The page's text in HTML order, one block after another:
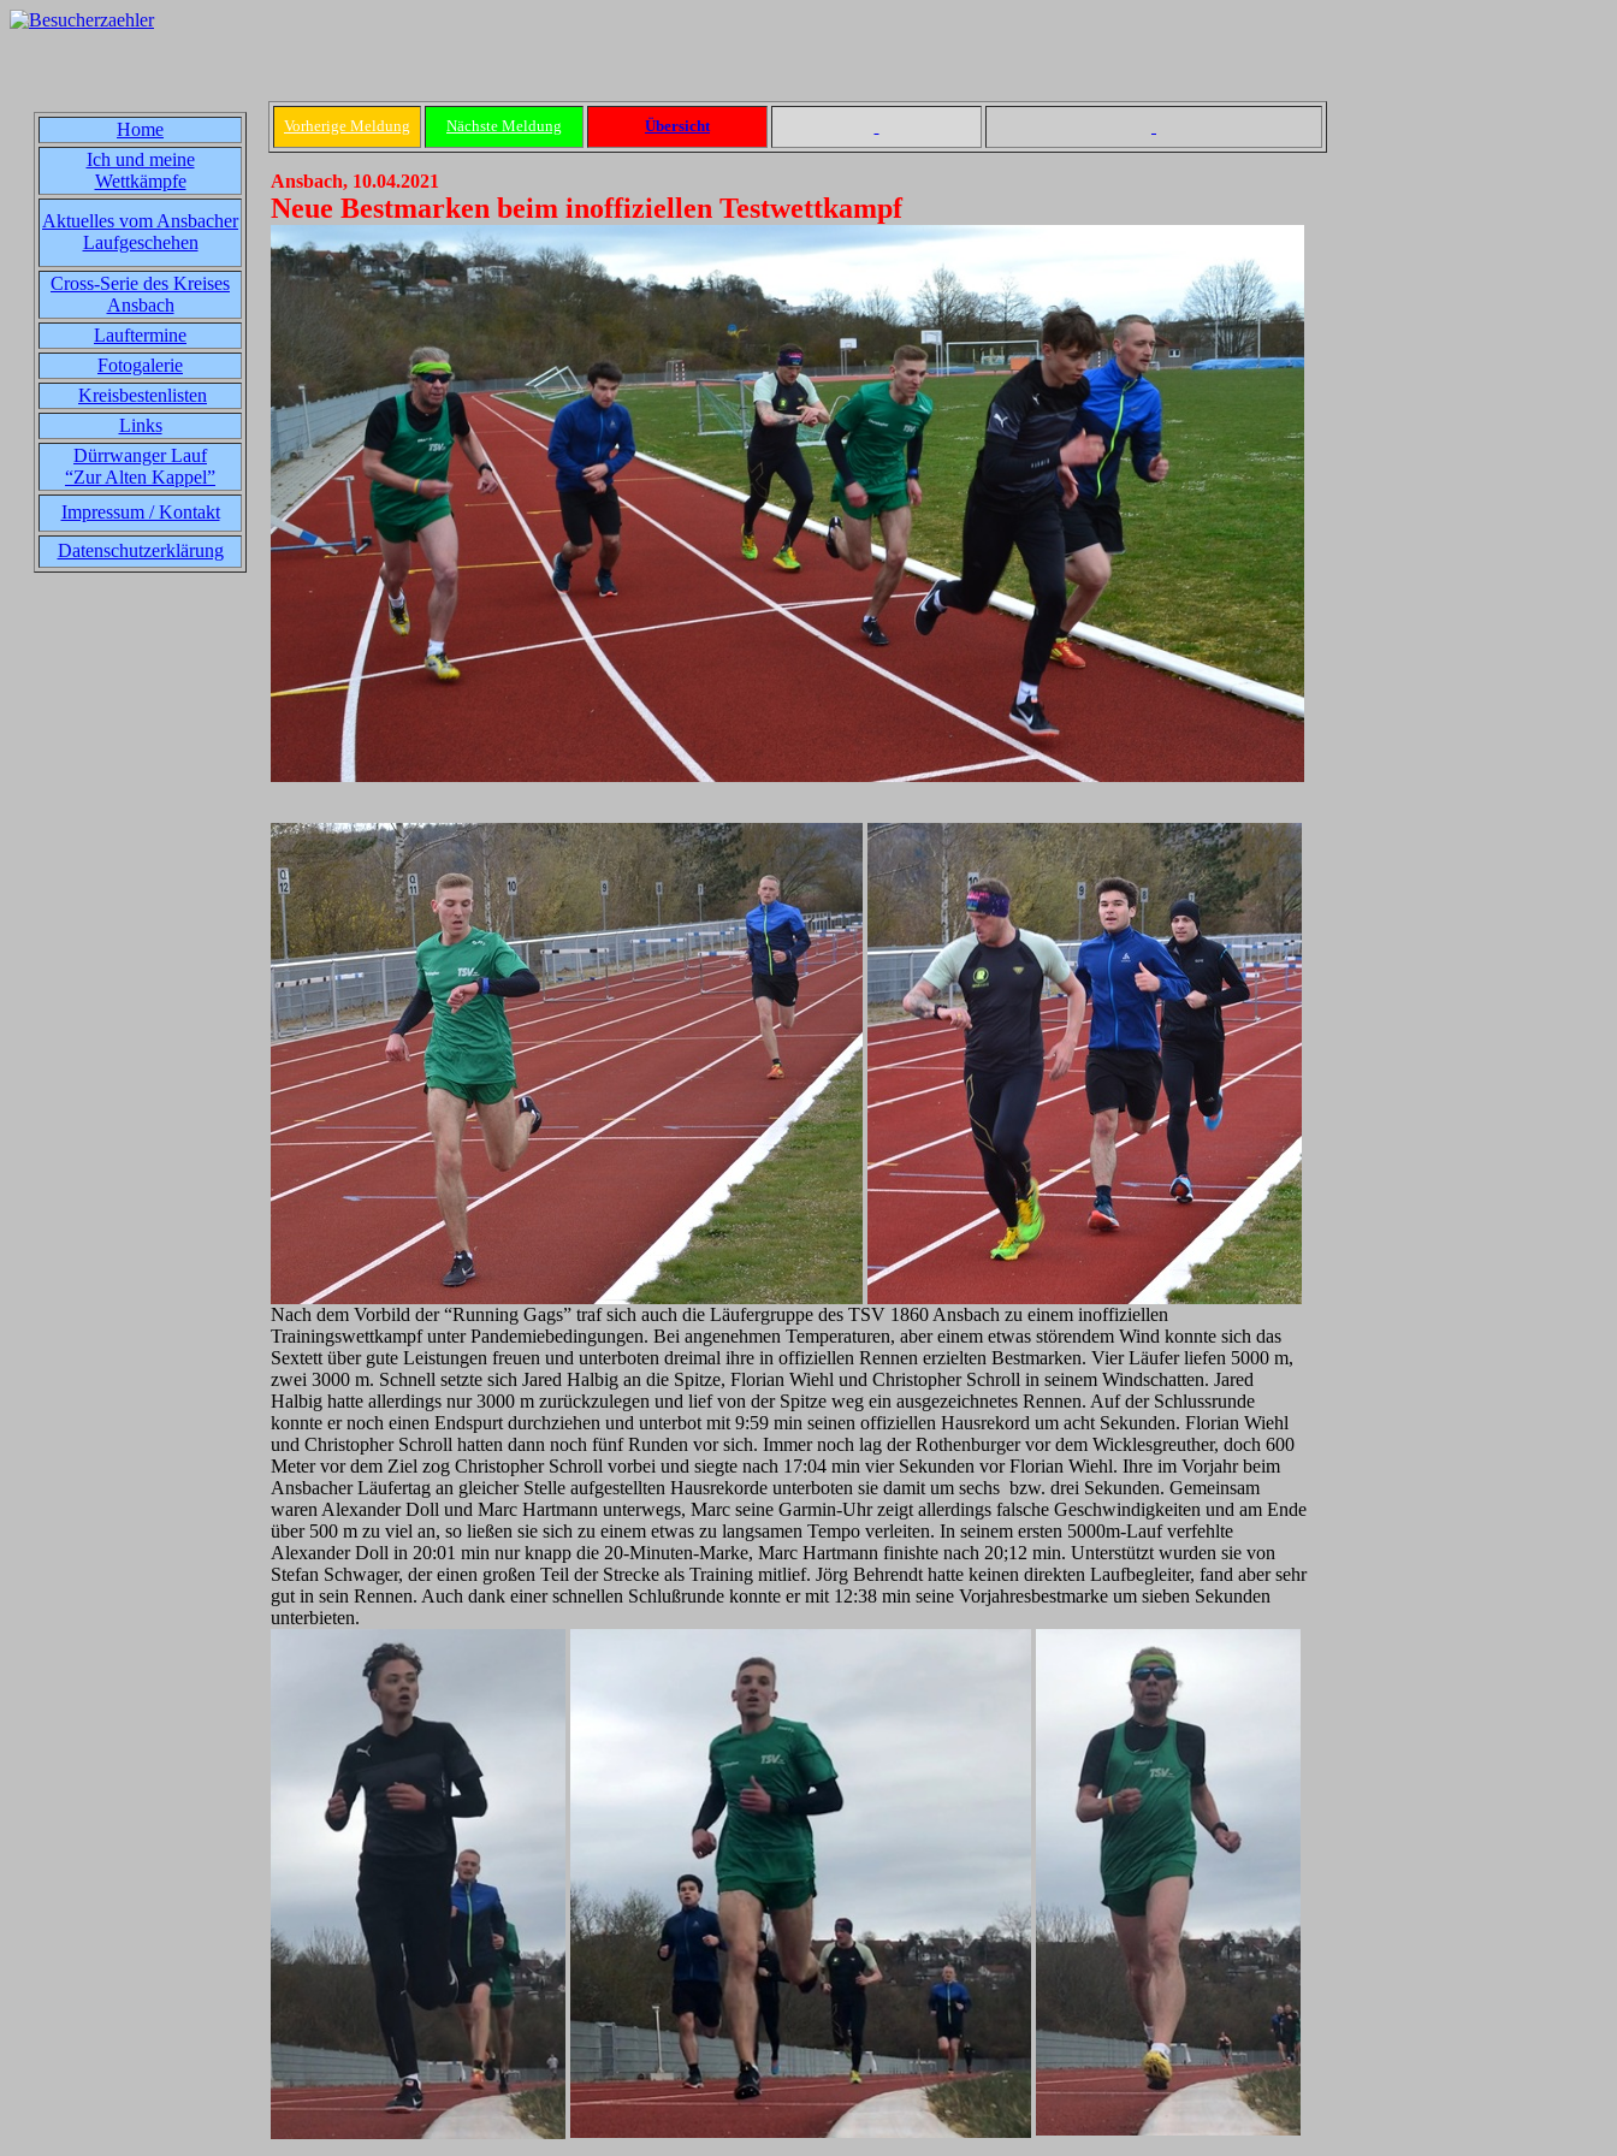
Home
Ich und meine
Wettkämpfe
Aktuelles vom Ansbacher
Laufgeschehen
Cross-Serie des Kreises
Ansbach
Lauftermine
Fotogalerie
Kreisbestenlisten
Links
Dürrwanger Lauf
“Zur Alten Kappel”
Impressum / Kontakt
Datenschutzerklärung
Vorherige Meldung Nächste Meldung Übersicht
Ansbach, 10.04.2021
Neue Bestmarken beim inoffiziellen Testwettkampf
Nach dem Vorbild der “Running Gags” traf sich auch die Läufergruppe des TSV 1860 Ansbach zu einem inoffiziellen
Trainingswettkampf unter Pandemiebedingungen. Bei angenehmen Temperaturen, aber einem etwas störendem Wind konnte sich das
Sextett über gute Leistungen freuen und unterboten dreimal ihre in offiziellen Rennen erzielten Bestmarken. Vier Läufer liefen 5000 m,
zwei 3000 m. Schnell setzte sich Jared Halbig an die Spitze, Florian Wiehl und Christopher Schroll in seinem Windschatten. Jared
Halbig hatte allerdings nur 3000 m zurückzulegen und lief von der Spitze weg ein ausgezeichnetes Rennen. Auf der Schlussrunde
konnte er noch einen Endspurt durchziehen und unterbot mit 9:59 min seinen offiziellen Hausrekord um acht Sekunden. Florian Wiehl
und Christopher Schroll hatten dann noch fünf Runden vor sich. Immer noch lag der Rothenburger vor dem Wicklesgreuther, doch 600
Meter vor dem Ziel zog Christopher Schroll vorbei und siegte nach 17:04 min vier Sekunden vor Florian Wiehl. Ihre im Vorjahr beim
Ansbacher Läufertag an gleicher Stelle aufgestellten Hausrekorde unterboten sie damit um sechs bzw. drei Sekunden. Gemeinsam
waren Alexander Doll und Marc Hartmann unterwegs, Marc seine Garmin-Uhr zeigt allerdings falsche Geschwindigkeiten und am Ende
über 500 m zu viel an, so ließen sie sich zu einem etwas zu langsamen Tempo verleiten. In seinem ersten 5000m-Lauf verfehlte
Alexander Doll in 20:01 min nur knapp die 20-Minuten-Marke, Marc Hartmann finishte nach 20;12 min. Unterstützt wurden sie von
Stefan Schwager, der einen großen Teil der Strecke als Training mitlief. Jörg Behrendt hatte keinen direkten Laufbegleiter, fand aber sehr
gut in sein Rennen. Auch dank einer schnellen Schlußrunde konnte er mit 12:38 min seine Vorjahresbestmarke um sieben Sekunden
unterbieten.